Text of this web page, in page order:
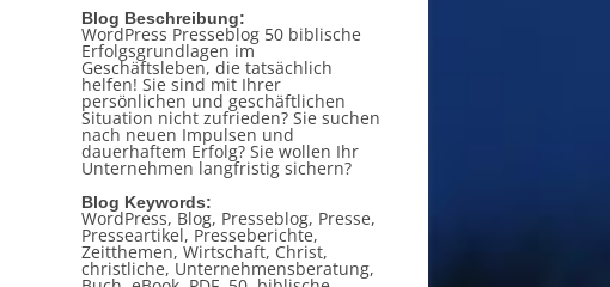
Blog Beschreibung:
WordPress Presseblog 50 biblische
Erfolgsgrundlagen im
Geschäftsleben, die tatsächlich
helfen! Sie sind mit Ihrer
persönlichen und geschäftlichen
Situation nicht zufrieden? Sie suchen
nach neuen Impulsen und
dauerhaftem Erfolg? Sie wollen Ihr
Unternehmen langfristig sichern?
Blog Keywords:
WordPress, Blog, Presseblog, Presse,
Presseartikel, Presseberichte,
Zeitthemen, Wirtschaft, Christ,
christliche, Unternehmensberatung,